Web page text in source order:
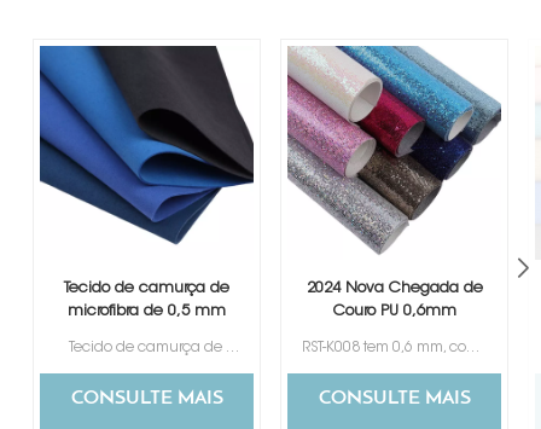
Tecido de camurça de
microfibra de 0,5 mm
Tecido de camurça de microfibra e couroA microfibra de camurça é um material popular para a exibição de joias devido à sua textura macia e aparência elegante. Ela proporciona um fundo luxuoso que realça a apresentação das peças. O material é frequentemente usado em estojos de joias, bandejas, bolsas e outros acessórios de exibição para apresentar anéis, brincos, pulseiras e colares de forma eficaz. A maciez e a natureza não abrasiva da microfibra de camurça ajudam a proteger as joias contra arranhões e danos, além de adicionar um toque de sofisticação à apresentação.
CONSULTE MAIS
2024 Nova Chegada de
Couro PU 0,6mm
Presente
RST-K008 tem 0,6 mm, couro PU brilhante para caixa de embalagem de luxo.
CONSULTE MAIS